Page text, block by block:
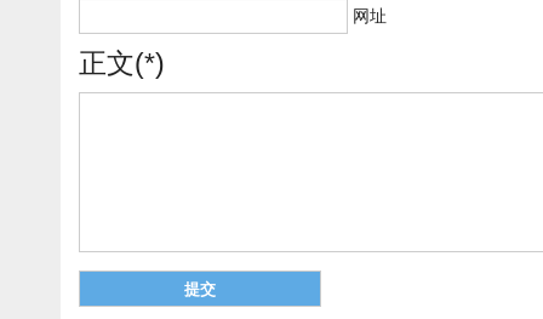
网址
正文(*)